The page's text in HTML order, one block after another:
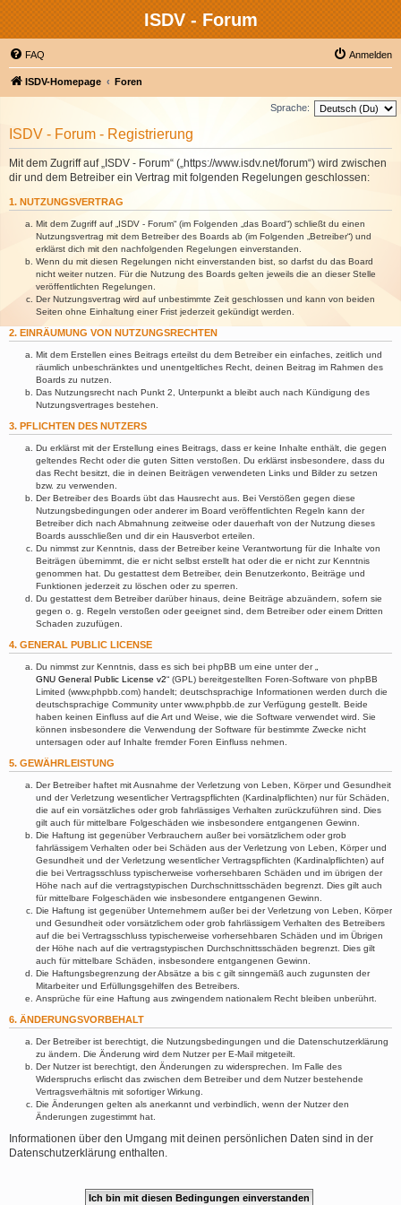
ISDV - Forum
FAQ Anmelden
ISDV-Homepage Foren
Sprache:
ISDV - Forum - Registrierung
Mit dem Zugriff auf „ISDV - Forum“ („https://www.isdv.net/forum“) wird zwischen
dir und dem Betreiber ein Vertrag mit folgenden Regelungen geschlossen:
1. NUTZUNGSVERTRAG
Mit dem Zugriff auf „ISDV - Forum“ (im Folgenden „das Board“) schließt du einen
Nutzungsvertrag mit dem Betreiber des Boards ab (im Folgenden „Betreiber“) und
erklärst dich mit den nachfolgenden Regelungen einverstanden.
Wenn du mit diesen Regelungen nicht einverstanden bist, so darfst du das Board
nicht weiter nutzen. Für die Nutzung des Boards gelten jeweils die an dieser Stelle
veröffentlichten Regelungen.
Der Nutzungsvertrag wird auf unbestimmte Zeit geschlossen und kann von beiden
Seiten ohne Einhaltung einer Frist jederzeit gekündigt werden.
2. EINRÄUMUNG VON NUTZUNGSRECHTEN
Mit dem Erstellen eines Beitrags erteilst du dem Betreiber ein einfaches, zeitlich und
räumlich unbeschränktes und unentgeltliches Recht, deinen Beitrag im Rahmen des
Boards zu nutzen.
Das Nutzungsrecht nach Punkt 2, Unterpunkt a bleibt auch nach Kündigung des
Nutzungsvertrages bestehen.
3. PFLICHTEN DES NUTZERS
Du erklärst mit der Erstellung eines Beitrags, dass er keine Inhalte enthält, die gegen
geltendes Recht oder die guten Sitten verstoßen. Du erklärst insbesondere, dass du
das Recht besitzt, die in deinen Beiträgen verwendeten Links und Bilder zu setzen
bzw. zu verwenden.
Der Betreiber des Boards übt das Hausrecht aus. Bei Verstößen gegen diese
Nutzungsbedingungen oder anderer im Board veröffentlichten Regeln kann der
Betreiber dich nach Abmahnung zeitweise oder dauerhaft von der Nutzung dieses
Boards ausschließen und dir ein Hausverbot erteilen.
Du nimmst zur Kenntnis, dass der Betreiber keine Verantwortung für die Inhalte von
Beiträgen übernimmt, die er nicht selbst erstellt hat oder die er nicht zur Kenntnis
genommen hat. Du gestattest dem Betreiber, dein Benutzerkonto, Beiträge und
Funktionen jederzeit zu löschen oder zu sperren.
Du gestattest dem Betreiber darüber hinaus, deine Beiträge abzuändern, sofern sie
gegen o. g. Regeln verstoßen oder geeignet sind, dem Betreiber oder einem Dritten
Schaden zuzufügen.
4. GENERAL PUBLIC LICENSE
Du nimmst zur Kenntnis, dass es sich bei phpBB um eine unter der „
GNU General Public License v2“ (GPL) bereitgestellten Foren-Software von phpBB
Limited (www.phpbb.com) handelt; deutschsprachige Informationen werden durch die
deutschsprachige Community unter www.phpbb.de zur Verfügung gestellt. Beide
haben keinen Einfluss auf die Art und Weise, wie die Software verwendet wird. Sie
können insbesondere die Verwendung der Software für bestimmte Zwecke nicht
untersagen oder auf Inhalte fremder Foren Einfluss nehmen.
5. GEWÄHRLEISTUNG
Der Betreiber haftet mit Ausnahme der Verletzung von Leben, Körper und Gesundheit
und der Verletzung wesentlicher Vertragspflichten (Kardinalpflichten) nur für Schäden,
die auf ein vorsätzliches oder grob fahrlässiges Verhalten zurückzuführen sind. Dies
gilt auch für mittelbare Folgeschäden wie insbesondere entgangenen Gewinn.
Die Haftung ist gegenüber Verbrauchern außer bei vorsätzlichem oder grob
fahrlässigem Verhalten oder bei Schäden aus der Verletzung von Leben, Körper und
Gesundheit und der Verletzung wesentlicher Vertragspflichten (Kardinalpflichten) auf
die bei Vertragsschluss typischerweise vorhersehbaren Schäden und im übrigen der
Höhe nach auf die vertragstypischen Durchschnittsschäden begrenzt. Dies gilt auch
für mittelbare Folgeschäden wie insbesondere entgangenen Gewinn.
Die Haftung ist gegenüber Unternehmern außer bei der Verletzung von Leben, Körper
und Gesundheit oder vorsätzlichem oder grob fahrlässigem Verhalten des Betreibers
auf die bei Vertragsschluss typischerweise vorhersehbaren Schäden und im Übrigen
der Höhe nach auf die vertragstypischen Durchschnittsschäden begrenzt. Dies gilt
auch für mittelbare Schäden, insbesondere entgangenen Gewinn.
Die Haftungsbegrenzung der Absätze a bis c gilt sinngemäß auch zugunsten der
Mitarbeiter und Erfüllungsgehilfen des Betreibers.
Ansprüche für eine Haftung aus zwingendem nationalem Recht bleiben unberührt.
6. ÄNDERUNGSVORBEHALT
Der Betreiber ist berechtigt, die Nutzungsbedingungen und die Datenschutzerklärung
zu ändern. Die Änderung wird dem Nutzer per E-Mail mitgeteilt.
Der Nutzer ist berechtigt, den Änderungen zu widersprechen. Im Falle des
Widerspruchs erlischt das zwischen dem Betreiber und dem Nutzer bestehende
Vertragsverhältnis mit sofortiger Wirkung.
Die Änderungen gelten als anerkannt und verbindlich, wenn der Nutzer den
Änderungen zugestimmt hat.
Informationen über den Umgang mit deinen persönlichen Daten sind in der
Datenschutzerklärung enthalten.